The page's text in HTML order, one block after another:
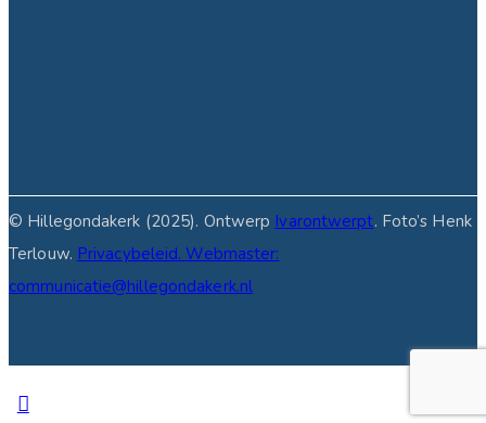
© Hillegondakerk (2025). Ontwerp Ivarontwerpt. Foto’s Henk
Terlouw. Privacybeleid.Webmaster:
communicatie@hillegondakerk.nl